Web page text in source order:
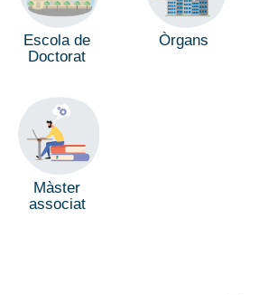
Escola de
Doctorat
Òrgans
Màster
associat